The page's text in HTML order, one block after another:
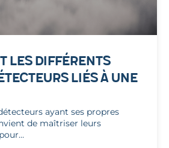
LES DIFFÉRENTS
LIÉS À UNE
ayant ses propres
de maîtriser leurs